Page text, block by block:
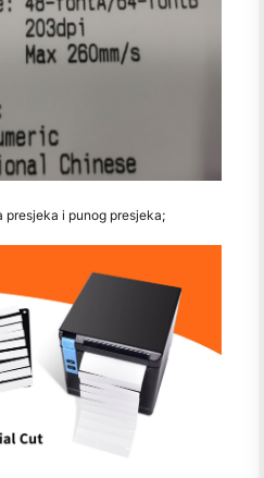
i punog presjeka;